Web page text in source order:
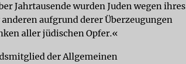
Jahrtausende wurden Juden wegen ihres
aufgrund derer Überzeugungen
aller jüdischen Opfer.«
der Allgemeinen